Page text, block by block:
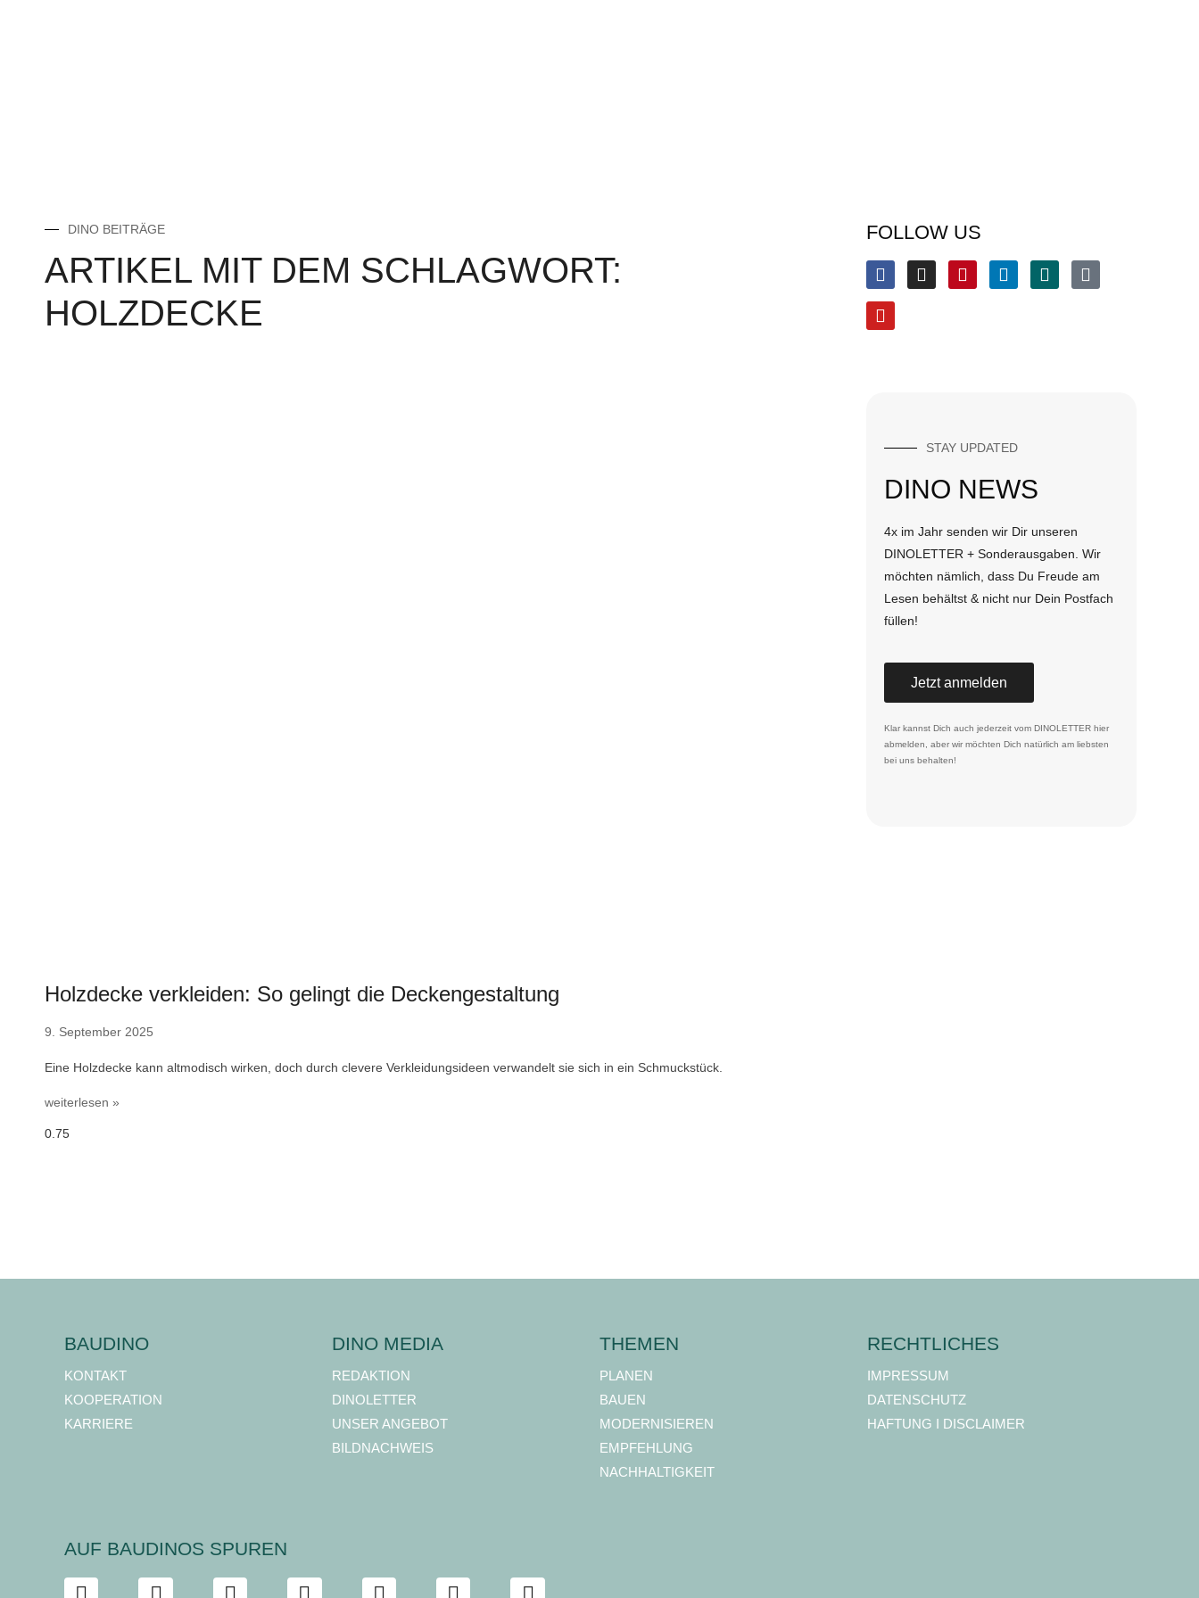
DINO BEITRÄGE
ARTIKEL MIT DEM SCHLAGWORT:
HOLZDECKE
Holzdecke verkleiden: So gelingt die Deckengestaltung
9. September 2025
Eine Holzdecke kann altmodisch wirken, doch durch clevere Verkleidungsideen verwandelt sie sich in ein Schmuckstück.
weiterlesen »
FOLLOW US
STAY UPDATED
DINO NEWS
4x im Jahr senden wir Dir unseren
DINOLETTER + Sonderausgaben. Wir
möchten nämlich, dass Du Freude am
Lesen behältst & nicht nur Dein Postfach
füllen!
Jetzt anmelden
Klar kannst Dich auch jederzeit vom DINOLETTER hier
abmelden, aber wir möchten Dich natürlich am liebsten
bei uns behalten!
BAUDINO
KONTAKT
KOOPERATION
KARRIERE
DINO MEDIA
REDAKTION
DINOLETTER
UNSER ANGEBOT
BILDNACHWEIS
THEMEN
PLANEN
BAUEN
MODERNISIEREN
EMPFEHLUNG
NACHHALTIGKEIT
RECHTLICHES
IMPRESSUM
DATENSCHUTZ
HAFTUNG I DISCLAIMER
AUF BAUDINOS SPUREN